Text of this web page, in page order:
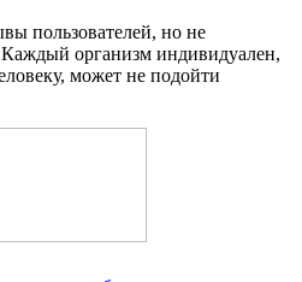
пользователей, но не
Каждый организм индивидуален,
может не подойти